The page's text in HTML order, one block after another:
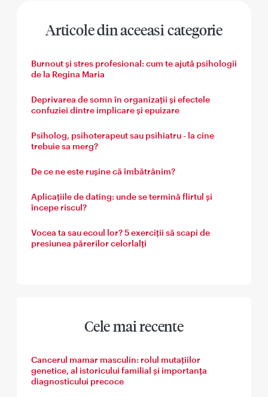
Articole din aceeasi categorie
Burnout și stres profesional: cum te ajută psihologii
de la Regina Maria
Deprivarea de somn în organizații și efectele
confuziei dintre implicare și epuizare
Psiholog, psihoterapeut sau psihiatru - la cine
trebuie sa merg?
De ce ne este rușine că îmbătrânim?
Aplicațiile de dating: unde se termină flirtul și
începe riscul?
Vocea ta sau ecoul lor? 5 exerciții să scapi de
presiunea părerilor celorlalți
Cele mai recente
Cancerul mamar masculin: rolul mutațiilor
genetice, al istoricului familial și importanța
diagnosticului precoce